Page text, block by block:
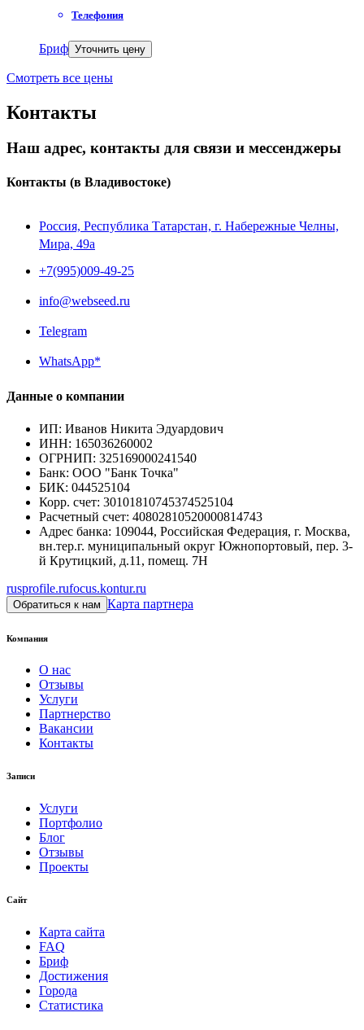
Телефония
Бриф Уточнить цену
Смотреть все цены
Контакты
Наш адрес, контакты для связи и мессенджеры
Контакты (в Владивостоке)
Россия, Республика Татарстан, г. Набережные Челны,
Мира, 49a
+7(995)009-49-25
info@webseed.ru
Telegram
WhatsApp*
Данные о компании
ИП: Иванов Никита Эдуардович
ИНН: 165036260002
ОГРНИП: 325169000241540
Банк: ООО "Банк Точка"
БИК: 044525104
Корр. счет: 30101810745374525104
Расчетный счет: 40802810520000814743
Адрес банка: 109044, Российская Федерация, г. Москва,
вн.тер.г. муниципальный округ Южнопортовый, пер. 3-
й Крутицкий, д.11, помещ. 7Н
rusprofile.rufocus.kontur.ru
Обратиться к нам Карта партнера
Компания
О нас
Отзывы
Услуги
Партнерство
Вакансии
Контакты
Записи
Услуги
Портфолио
Блог
Отзывы
Проекты
Сайт
Карта сайта
FAQ
Бриф
Достижения
Города
Статистика